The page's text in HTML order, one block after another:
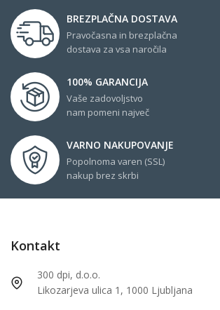
BREZPLAČNA DOSTAVA
Pravočasna in brezplačna
dostava za vsa naročila
100% GARANCIJA
Vaše zadovoljstvo
nam pomeni največ
VARNO NAKUPOVANJE
Popolnoma varen (SSL)
nakup brez skrbi
Kontakt
300 dpi, d.o.o.
Likozarjeva ulica 1, 1000 Ljubljana